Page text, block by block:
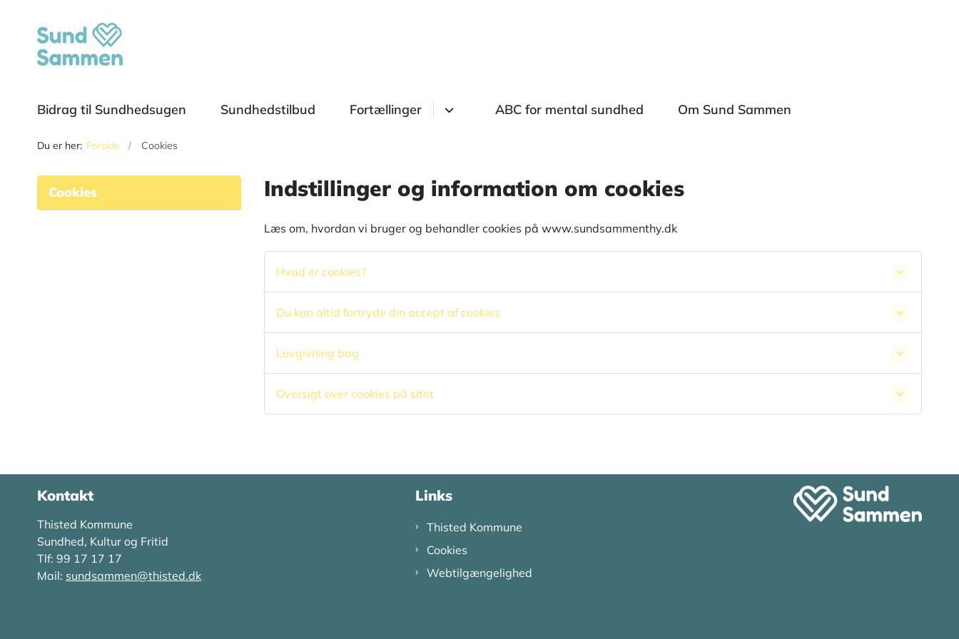
Bidrag til Sundhedsugen Sundhedstilbud Fortællinger ABC for mental sundhed Om Sund Sammen
Du er her: Forside Cookies
Cookies Indstillinger og information om cookies
Læs om, hvordan vi bruger og behandler cookies på www.sundsammenthy.dk
Hvad er cookies?
Du kan altid fortryde din accept af cookies
Lovgivning bag
Oversigt over cookies på sitet
Kontakt
Thisted Kommune
Sundhed, Kultur og Fritid
Tlf: 99 17 17 17
Mail: sundsammen@thisted.dk
Links
Thisted Kommune
Cookies
Webtilgængelighed